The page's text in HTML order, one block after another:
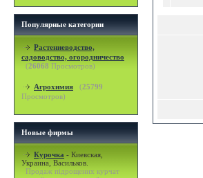
Популярные категории
Растениеводство,
садоводство, огородничество
(26068 Просмотров)
Агрохимия (25799
Просмотров)
Новые фирмы
Курочка - Киевская,
Украина, Васильков.
Продаж підрощених курчат